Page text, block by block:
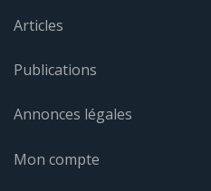
Articles
Publications
Annonces légales
Mon compte